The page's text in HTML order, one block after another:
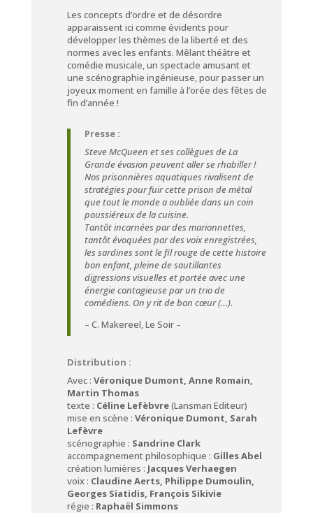
Les concepts d’ordre et de désordre
apparaissent ici comme évidents pour
développer les thèmes de la liberté et des
normes avec les enfants. Mêlant théâtre et
comédie musicale, un spectacle amusant et
une scénographie ingénieuse, pour passer un
joyeux moment en famille à l’orée des fêtes de
fin d’année !
Presse :
Steve McQueen et ses collègues de La
Grande évasion peuvent aller se rhabiller !
Nos prisonnières aquatiques rivalisent de
stratégies pour fuir cette prison de métal
que tout le monde a oubliée dans un coin
poussiéreux de la cuisine.
Tantôt incarnées par des marionnettes,
tantôt évoquées par des voix enregistrées,
les sardines sont le fil rouge de cette histoire
bon enfant, pleine de sautillantes
digressions visuelles et portée avec une
énergie contagieuse par un trio de
comédiens. On y rit de bon cœur (…).
– C. Makereel, Le Soir –
Distribution :
Avec : Véronique Dumont, Anne Romain,
Martin Thomas
texte : Céline Lefèbvre(Lansman Editeur)
mise en scène : Véronique Dumont, Sarah
Lefèvre
scénographie : Sandrine Clark
accompagnement philosophique : Gilles Abel
création lumières : Jacques Verhaegen
voix : Claudine Aerts, Philippe Dumoulin,
Georges Siatidis, François Sikivie
régie : Raphaël Simmons